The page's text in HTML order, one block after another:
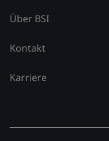
Über BSI
Kontakt
Karriere